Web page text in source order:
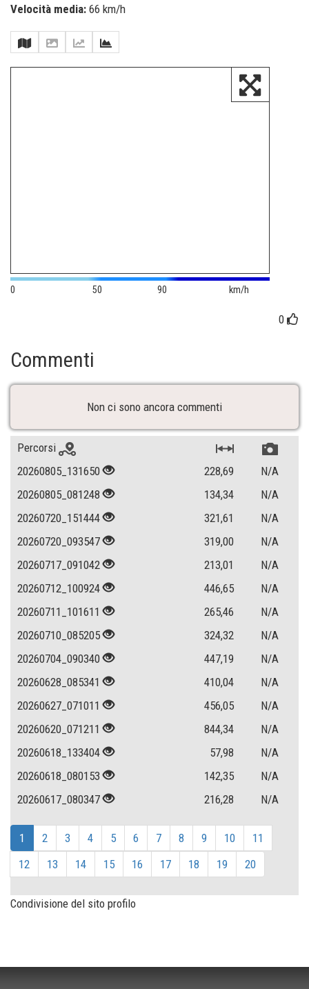
Velocità media: 66 km/h
0 50 90 km/h
0
Commenti
Non ci sono ancora commenti
Percorsi
20260805_131650
228,69
N/A
20260805_081248
134,34
N/A
20260720_151444
321,61
N/A
20260720_093547
319,00
N/A
20260717_091042
213,01
N/A
20260712_100924
446,65
N/A
20260711_101611
265,46
N/A
20260710_085205
324,32
N/A
20260704_090340
447,19
N/A
20260628_085341
410,04
N/A
20260627_071011
456,05
N/A
20260620_071211
844,34
N/A
20260618_133404
57,98
N/A
20260618_080153
142,35
N/A
20260617_080347
216,28 N/A
1 2 3 4 5 6 7 8 9 10
11
12
13 14 15 16 17 18 19 20
Condivisione del sito profilo